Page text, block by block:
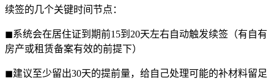
续签的几个关键时间节点：
◼系统会在居住证到期前15到20天左右自动触发续签（有自有
房产或租赁备案有效的前提下）
◼建议至少留出30天的提前量，给自己处理可能的补材料留足